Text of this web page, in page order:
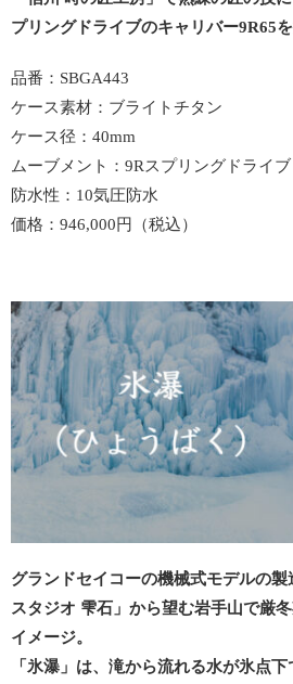
プリングドライブのキャリバー9R65
品番：SBGA443
ケース素材：ブライトチタン
ケース径：40mm
ムーブメント：9Rスプリングドライブ
防水性：10気圧防水
価格：946,000円（税込）
グランドセイコーの機械式モデルの
スタジオ 雫石」から望む岩手山で厳
イメージ。
「氷瀑」は、滝から流れる水が氷点